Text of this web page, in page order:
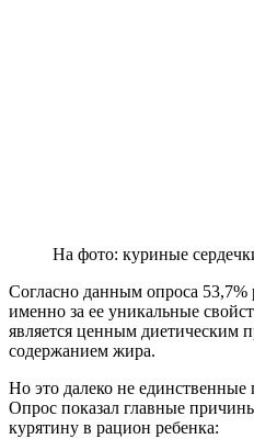
На фото: куриные
Согласно данным опроса
именно за ее уникальные
является ценным диетическим
содержанием жира.
Но это далеко не
Опрос показал главные
курятину в рацион ребенка: